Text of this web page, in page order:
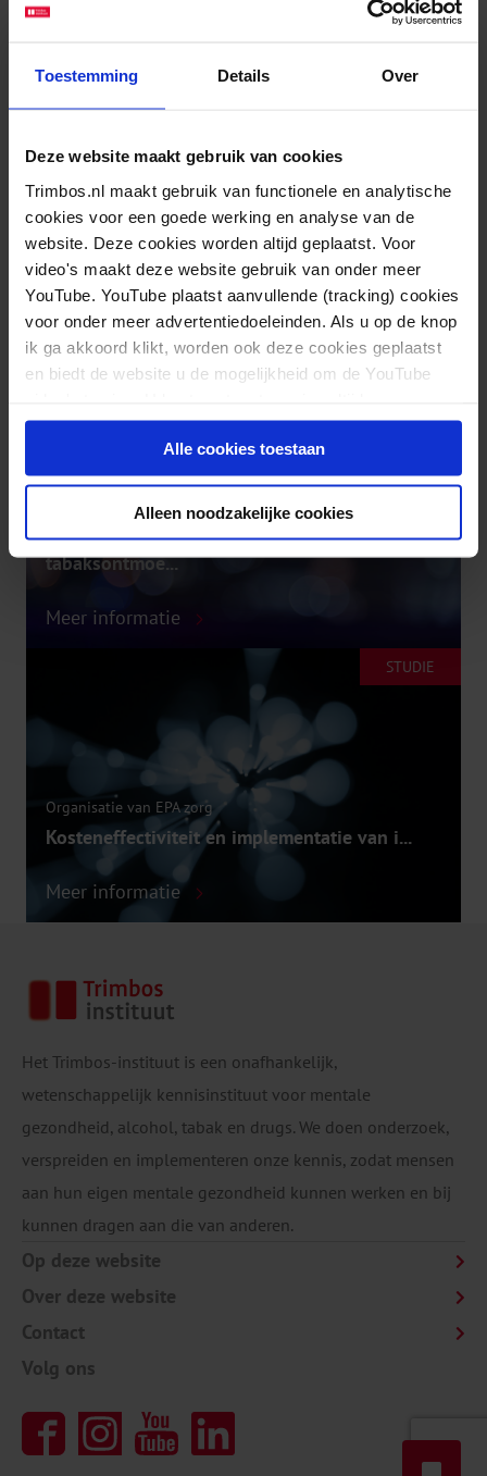
Toestemming Details Over
Deze website maakt gebruik van cookies
Trimbos.nl maakt gebruik van functionele en analytische
cookies voor een goede werking en analyse van de
website. Deze cookies worden altijd geplaatst. Voor
video's maakt deze website gebruik van onder meer
YouTube. YouTube plaatst aanvullende (tracking) cookies
voor onder meer advertentiedoeleinden. Als u op de knop
ik ga akkoord klikt, worden ook deze cookies geplaatst
en biedt de website u de mogelijkheid om de YouTube
intrekken.
Alle cookies toestaan
Alleen noodzakelijke cookies
NEMESIS
Meer informatie
Hoe gaat het met mensen met langdurige
psychische
klachten
Psychisch Gezien
Meer informatie en meedoen
Werkzame elementen van lokaal
tabaksontmoe...
Meer informatie
STUDIE
Organisatie van EPA zorg
Kosteneffectiviteit en implementatie van i...
Meer informatie
Het Trimbos-instituut is een onafhankelijk,
wetenschappelijk kennisinstituut voor mentale
gezondheid, alcohol, tabak en drugs. We doen onderzoek,
verspreiden en implementeren onze kennis, zodat mensen
aan hun eigen mentale gezondheid kunnen werken en bij
kunnen dragen aan die van anderen.
Op deze website
Over deze website
Contact
Volg ons